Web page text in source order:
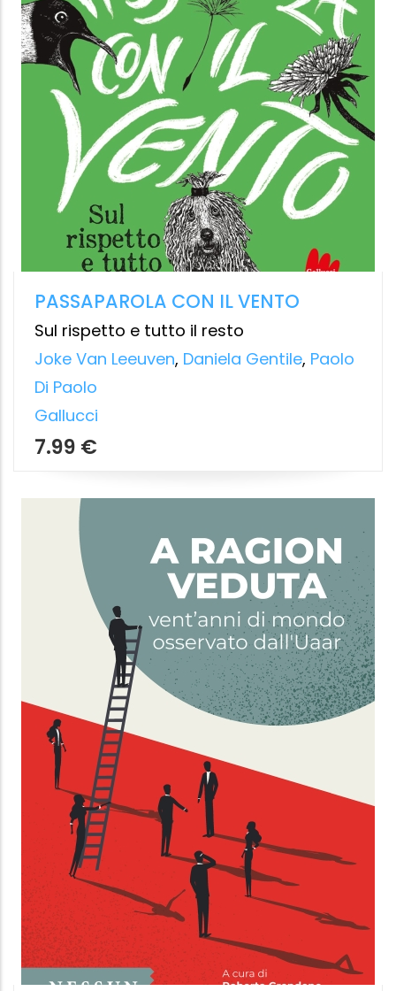
LA FORZA DELLA LOGICA
Uscire dal caos con il dibattito tibetano
Eric Brinkman
Ubiliber,
7.99 €
AMARE
EDT
12.99 € 16.99 €